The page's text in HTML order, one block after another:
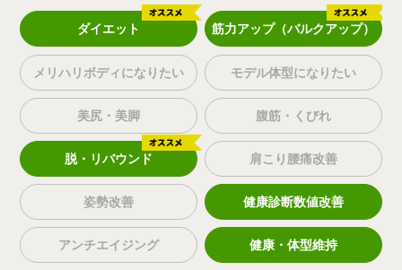
ダイエット 筋力アップ（バルクアップ）
メリハリボディになりたい モデル体型になりたい
美尻・美脚 腹筋・くびれ
脱・リバウンド 肩こり腰痛改善
姿勢改善 健康診断数値改善
アンチエイジング 健康・体型維持